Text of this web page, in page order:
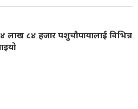
लाख ८४ हजार पशुचौपायालाई विभिन्न